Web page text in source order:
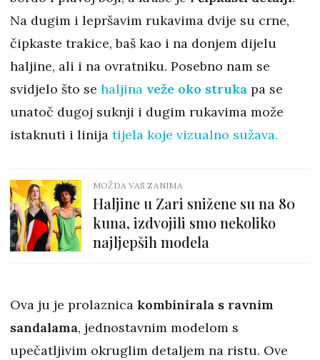
Na dugim i lepršavim rukavima dvije su crne,
čipkaste trakice, baš kao i na donjem dijelu
haljine, ali i na ovratniku. Posebno nam se
svidjelo što se haljina veže oko struka pa se
unatoč dugoj suknji i dugim rukavima može
istaknuti i linija tijela koje vizualno sužava.
MOŽDA VAS ZANIMA
Haljine u Zari snižene su na 80
kuna, izdvojili smo nekoliko
najljepših modela
Ova ju je prolaznica kombinirala s ravnim
sandalama, jednostavnim modelom s
upečatljivim okruglim detaljem na ristu. Ove